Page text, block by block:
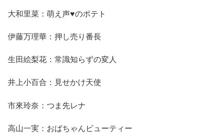
大和里菜：萌え声♥のポテト
伊藤万理華：押し売り番長
生田絵梨花：常識知らずの変人
井上小百合：見せかけ天使
市來玲奈：つま先レナ
高山一実：おばちゃんビューティー